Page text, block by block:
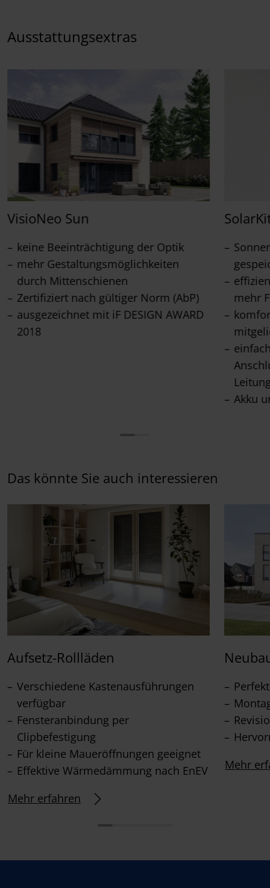
Ausstattungsextras
VisioNeo Sun
keine Beeinträchtigung der Optik
mehr Gestaltungsmöglichkeiten
durch Mittenschienen
Zertifiziert nach gültiger Norm (AbP)
ausgezeichnet mit iF DESIGN AWARD
2018
mehr
Akku
Das könnte Sie auch interessieren
Aufsetz-Rollläden
Verschiedene Kastenausführungen
verfügbar
Fensteranbindung per
Clipbefestigung
Für kleine Maueröffnungen geeignet
Effektive Wärmedämmung nach EnEV
Mehr erfahren
Mehr